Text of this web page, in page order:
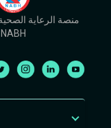
منصة الرعاية
NABH